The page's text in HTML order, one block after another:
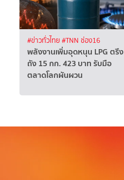
#ข่าวทั่วไทย#TNN ช่อง16
พลังงานเพิ่มอุดหนุน LPG ตรึง
ถัง 15 กก. 423 บาท รับมือ
ตลาดโลกผันผวน